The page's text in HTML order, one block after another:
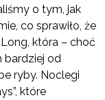
o tym, jak
co sprawiło, że
która – choć
bardziej od
ryby. Noclegi
które